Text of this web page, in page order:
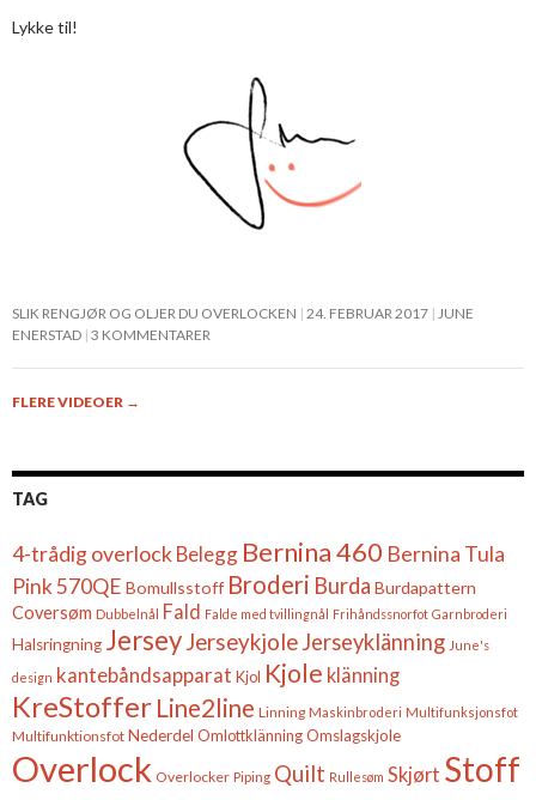
Lykke til!
SLIK RENGJØR OG OLJER DU OVERLOCKEN 24. FEBRUAR 2017
JUNE
ENERSTAD 3 KOMMENTARER
FLERE VIDEOER →
TAG
4-trådig overlockBelegg Bernina 460 Bernina Tula
Pink 570QE Bomullsstoff Broderi Burda Burdapattern
Coversøm Dubbelnål Fald Falde med tvillingnål Frihåndssnorfot Garnbroderi
Halsringning JerseyJerseykjoleJerseyklänning June's
design kantebåndsapparat Kjol Kjole klänning
KreStoffer Line2line Linning Maskinbroderi Multifunksjonsfot
Multifunktionsfot Nederdel Omlottklänning Omslagskjole
Overlock Overlocker Piping Quilt Rullesøm Skjørt Stoff